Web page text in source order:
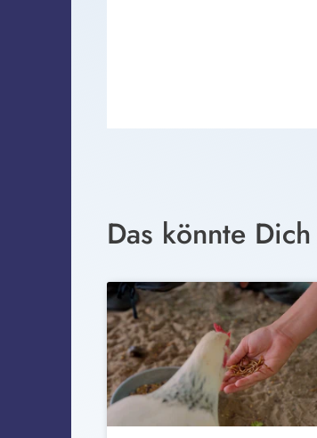
Das könnte